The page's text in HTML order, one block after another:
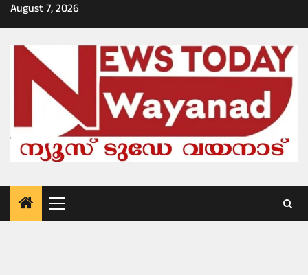
Skip
to
August 7, 2026
Primary
Menu